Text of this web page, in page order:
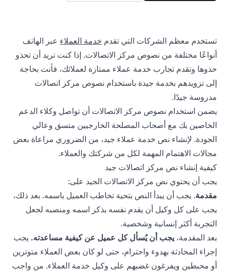
تستخدم معظم الشركات التي تقدم خدمة العملاء عبر الهاتف
أنواعًا مختلفة من نصوص مركز الاتصالات. إذا كنت تريد أن تحذو
حذوها وتقدم تجارب خدمة عملاء ممتازة لعملائك، فأنت بحاجة
إلى تزويدهم بخدمة جيدة باستخدام نصوص مركز اتصالات
مدروسة جيدًا.
يضمن استخدام نصوص مركز الاتصالات أن تواصل وكلاء الدعم
الخاصين بك مع أصحاب المصلحة الخارجيين متسق وعالي
الجودة. لإنشاء نص خدمة عملاء جيد، من الضروري مراعاة بعض
مجالات الاهتمام المهمة لكل من شركتك والعملاء.
كيفية إنشاء نص مركز اتصالات جيد
يجب أن يحتوي نص مركز الاتصالات الجيد على:
مقدمة. يجب أن يبدأ النص بتحية تخاطب العميل باسمه. بعد ذلك،
يجب على كل وكيل أن يقدم نفسه بذكر اسمه ومنصبه لجعل
التجربة أكثر إنسانية وشخصية.
بعد المقدمة، يجب أن يُسأل كل عميل عن كيفية مساعدته. يجب
إجراء المحادثة بهدوء واحترام، حتى لو كان بعض العملاء متوترين
أو محبطين ويفرغون غضبهم على وكيل خدمة العملاء. من واجب